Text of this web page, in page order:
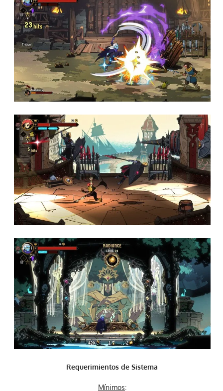
Requerimientos de Sistema
Mínimos: